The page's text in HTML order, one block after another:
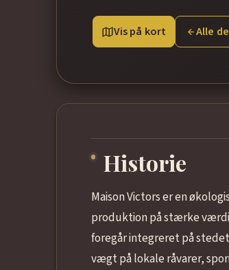
Vis på kort Alle
Historie
Maison Victors er en
produktion på stærke
foregår integreret på
vægt på lokale råvarer,